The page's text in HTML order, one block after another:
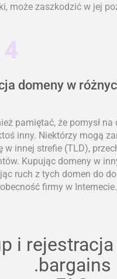
może zaszkodzić w jej
4
domeny w
pamiętać, że pomysł na
inny. Niektórzy mogą
w innej strefie (TLD),
Kupując domeny w
ruch z tych domen do
firmy w Internecie.
i
.bargains